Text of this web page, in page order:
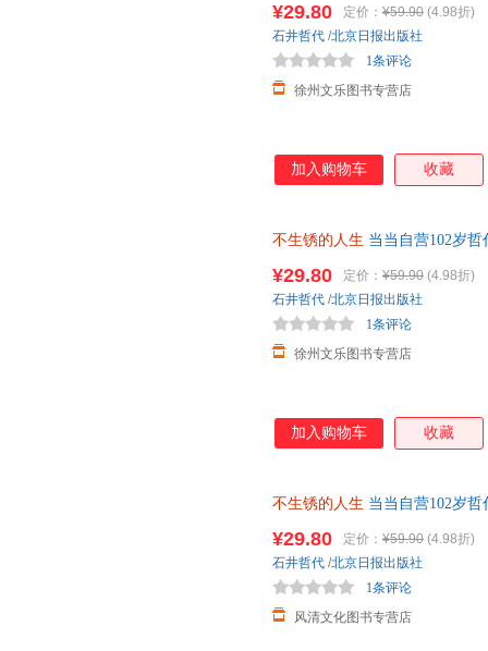
¥29.80 定价： ¥59.90 (4.98折)
徐州文乐图书专营店
1条评论
石井哲代 /北京日报出版社
加入购物车 收藏
不生锈的人生 当当自营102岁
¥29.80 定价： ¥59.90 (4.98折)
徐州文乐图书专营店
1条评论
石井哲代 /北京日报出版社
加入购物车 收藏
不生锈的人生 当当自营102岁
¥29.80 定价： ¥59.90 (4.98折)
风清文化图书专营店
1条评论
石井哲代 /北京日报出版社